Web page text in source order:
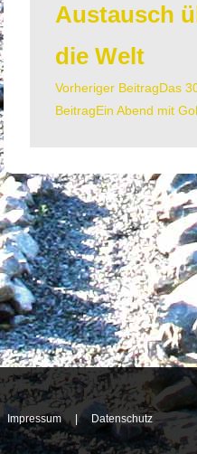
Austausch
die Welt
Beitrags-
Vorheriger BeitragDas
BeitragEin Abend mit
Impressum | Datenschutz